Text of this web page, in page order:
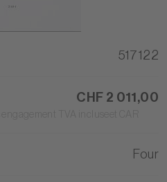
517122
CHF 2 011,00
Four